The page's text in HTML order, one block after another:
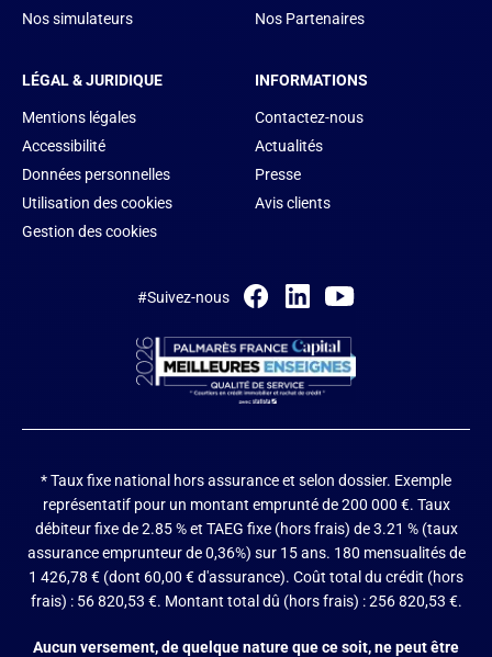
Nos simulateurs
Nos Partenaires
LÉGAL & JURIDIQUE
Mentions légales
Accessibilité
Données personnelles
Utilisation des cookies
Gestion des cookies
INFORMATIONS
Contactez-nous
Actualités
Presse
Avis clients
#Suivez-nous
* Taux fixe national hors assurance et selon dossier. Exemple
représentatif pour un montant emprunté de 200 000 €. Taux
débiteur fixe de 2.85 % et TAEG fixe (hors frais) de 3.21 % (taux
assurance emprunteur de 0,36%) sur 15 ans. 180 mensualités de
1 426,78 € (dont 60,00 € d'assurance). Coût total du crédit (hors
frais) : 56 820,53 €. Montant total dû (hors frais) : 256 820,53 €.
Aucun versement, de quelque nature que ce soit, ne peut être